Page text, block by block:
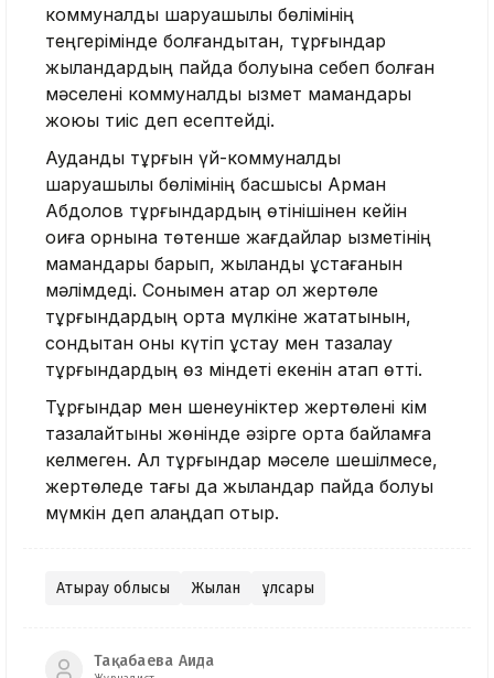
коммуналдық шаруашылық бөлімінің
теңгерімінде болғандықтан, тұрғындар
жыландардың пайда болуына себеп болған
мәселені коммуналдық қызмет мамандары
жоюы тиіс деп есептейді.
Аудандық тұрғын үй-коммуналдық
шаруашылық бөлімінің басшысы Арман
Абдолов тұрғындардың өтінішінен кейін
оқиға орнына төтенше жағдайлар қызметінің
мамандары барып, жыланды ұстағанын
мәлімдеді. Сонымен қатар ол жертөле
тұрғындардың ортақ мүлкіне жататынын,
сондықтан оны күтіп ұстау мен тазалау
тұрғындардың өз міндеті екенін атап өтті.
Тұрғындар мен шенеуніктер жертөлені кім
тазалайтыны жөнінде әзірге ортақ байламға
келмеген. Ал тұрғындар мәселе шешілмесе,
жертөледе тағы да жыландар пайда болуы
мүмкін деп алаңдап отыр.
Атырау облысы Жылан Құлсары
Тақабаева Аида